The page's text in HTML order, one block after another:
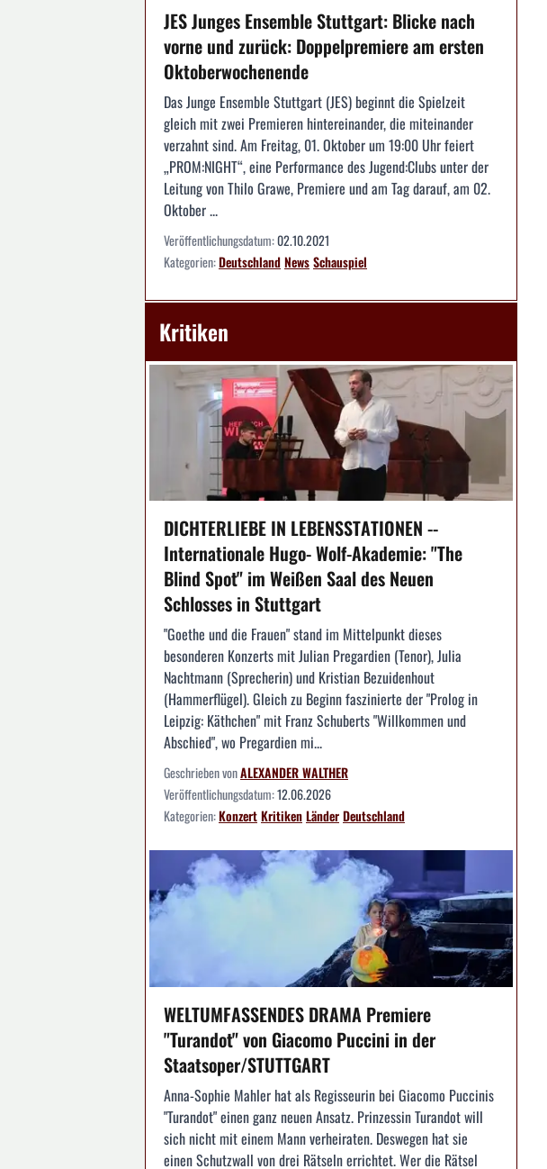
JES Junges Ensemble Stuttgart: Blicke nach
vorne und zurück: Doppelpremiere am ersten
Oktoberwochenende
Das Junge Ensemble Stuttgart (JES) beginnt die Spielzeit
gleich mit zwei Premieren hintereinander, die miteinander
verzahnt sind. Am Freitag, 01. Oktober um 19:00 Uhr feiert
„PROM:NIGHT“, eine Performance des Jugend:Clubs unter der
Leitung von Thilo Grawe, Premiere und am Tag darauf, am 02.
Oktober ...
Veröffentlichungsdatum:02.10.2021
Kategorien:DeutschlandNewsSchauspiel
Kritiken
DICHTERLIEBE IN LEBENSSTATIONEN --
Internationale Hugo- Wolf-Akademie: "The
Blind Spot" im Weißen Saal des Neuen
Schlosses in Stuttgart
"Goethe und die Frauen" stand im Mittelpunkt dieses
besonderen Konzerts mit Julian Pregardien (Tenor), Julia
Nachtmann (Sprecherin) und Kristian Bezuidenhout
(Hammerflügel). Gleich zu Beginn faszinierte der "Prolog in
Leipzig: Käthchen" mit Franz Schuberts "Willkommen und
Abschied", wo Pregardien mi...
Geschrieben vonALEXANDER WALTHER
Veröffentlichungsdatum:12.06.2026
Kategorien:KonzertKritikenLänderDeutschland
WELTUMFASSENDES DRAMA Premiere
"Turandot" von Giacomo Puccini in der
Staatsoper/STUTTGART
Anna-Sophie Mahler hat als Regisseurin bei Giacomo Puccinis
"Turandot" einen ganz neuen Ansatz. Prinzessin Turandot will
sich nicht mit einem Mann verheiraten. Deswegen hat sie
einen Schutzwall von drei Rätseln errichtet. Wer die Rätsel